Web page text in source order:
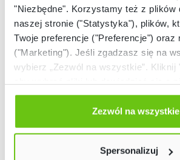
"Niezbędne". Korzystamy też z plików
naszej stronie ("Statystyka"), plików,
Twoje preferencje ("Preferencje") oraz
("Marketing"). Jeśli zgadzasz się na
wybierz „Zezwól na wszystkie”. Kliknij
Odmów zgody poprzez przycisk
użyjemy tylko plików niezbędnych dla
Twój wybór możesz zmienić przez
Polityce prywatności
Zezwól na wszystkie
Spersonalizuj